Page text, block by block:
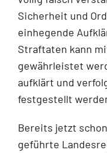
Sicherheit und
einhegende
Straftaten kann
gewährleistet
aufklärt und
festgestellt
Bereits jetzt
geführte